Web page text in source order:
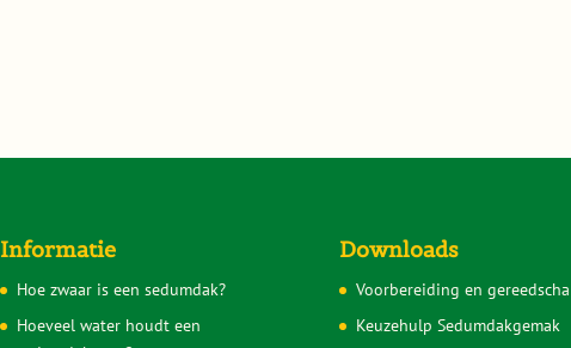
Informatie
Hoe zwaar is een sedumdak?
Hoeveel water houdt een
Downloads
Voorbereiding en
Keuzehulp Sedumdakgemak